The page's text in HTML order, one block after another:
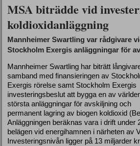
MSA biträdde vid
koldioxidanläggning
Mannheimer Swartling var rådgivare
Stockholm Exergis anläggningar för
Mannheimer Swartling har biträtt
samband med finansieringen av
Exergis rörelse samt Stockholm Exergis
investeringsbeslut att bygga en av
största anläggningar för avskiljning och
permanent lagring av biogen koldioxid
Anläggningen beräknas vara i drift under
belägen vid energihamnen i närheten av
Investeringsnivån ligger på 13 miljarder